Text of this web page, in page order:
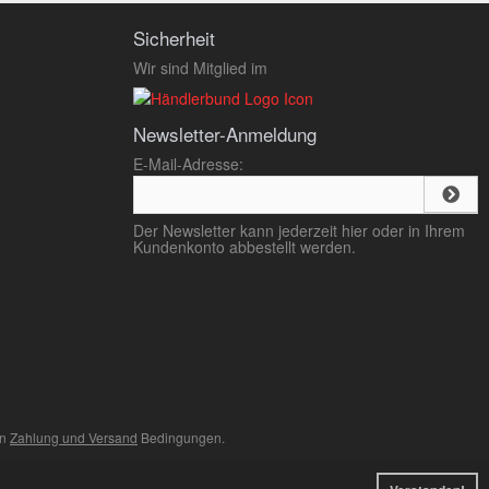
Sicherheit
Wir sind Mitglied im
Newsletter-Anmeldung
E-Mail-Adresse:
Der Newsletter kann jederzeit hier oder in Ihrem
Kundenkonto abbestellt werden.
Zahlung und Versand Bedingungen.